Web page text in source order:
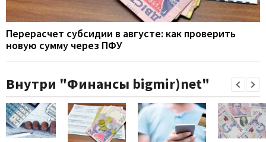
Перерасчет субсидии в августе: как проверить
новую сумму через ПФУ
Внутри "Финансы bigmir)net"